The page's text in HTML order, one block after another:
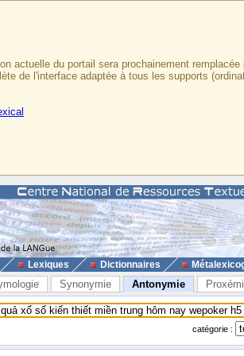
actuelle du portail sera prochainement remplacée
de l'interface adaptée à tous les supports
Lexiques Dictionnaires
Synonymie Antonymie
catégorie :